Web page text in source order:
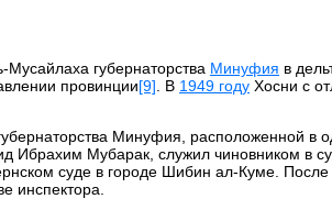
губернаторства Минуфия в
провинции[9] . В 1949 году Хосни с
Минуфия, расположенной в
Ибрахим Мубарак, служил чиновником в
суде в городе Шибин ал-Куме.
инспектора.